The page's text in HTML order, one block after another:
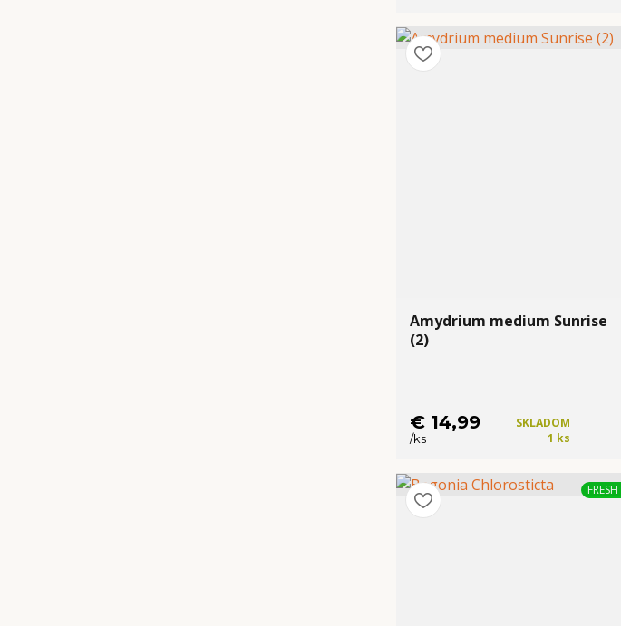
Kúpiť
Amydrium medium Sunrise
(2)
€ 14,99
/ks
SKLADOM
1 ks
Kúpiť
FRESH